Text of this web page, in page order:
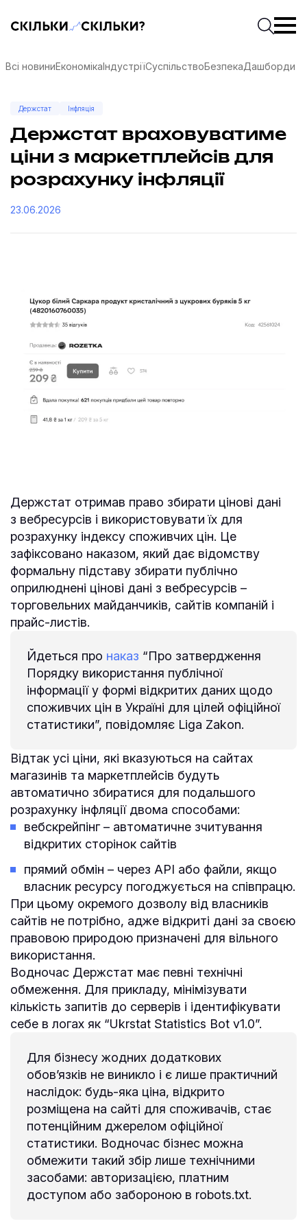
Скільки-скільки? — Медіа про суспільні даніПочати
Всі новиниЕкономікаІндустріїСуспільствоБезпекаДашборди
Держстат Інфляція
Держстат враховуватиме
ціни з маркетплейсів для
розрахунку інфляції
23.06.2026
Держстат отримав право збирати цінові дані
з вебресурсів і використовувати їх для
розрахунку індексу споживчих цін. Це
зафіксовано наказом, який дає відомству
формальну підставу збирати публічно
оприлюднені цінові дані з вебресурсів –
торговельних майданчиків, сайтів компаній і
прайс-листів.
Йдеться про наказ “Про затвердження
Порядку використання публічної
інформації у формі відкритих даних щодо
споживчих цін в Україні для цілей офіційної
статистики”, повідомляє Liga Zakon.
Відтак усі ціни, які вказуються на сайтах
магазинів та маркетплейсів будуть
автоматично збиратися для подальшого
розрахунку інфляції двома способами:
вебскрейпінг – автоматичне зчитування
відкритих сторінок сайтів
прямий обмін – через API або файли, якщо
власник ресурсу погоджується на співпрацю.
При цьому окремого дозволу від власників
сайтів не потрібно, адже відкриті дані за своєю
правовою природою призначені для вільного
використання.
Водночас Держстат має певні технічні
обмеження. Для прикладу, мінімізувати
кількість запитів до серверів і ідентифікувати
себе в логах як “Ukrstat Statistics Bot v1.0”.
Для бізнесу жодних додаткових
обов’язків не виникло і є лише практичний
наслідок: будь-яка ціна, відкрито
розміщена на сайті для споживачів, стає
потенційним джерелом офіційної
статистики. Водночас бізнес можна
обмежити такий збір лише технічними
засобами: авторизацією, платним
доступом або забороною в robots.txt.